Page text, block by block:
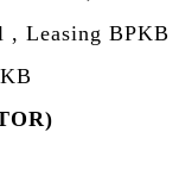
, Leasing BPKB